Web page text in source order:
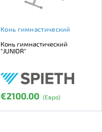
Конь гимнастический
Конь гимнастический
"JUNIOR"
€2100.00 (Евро)